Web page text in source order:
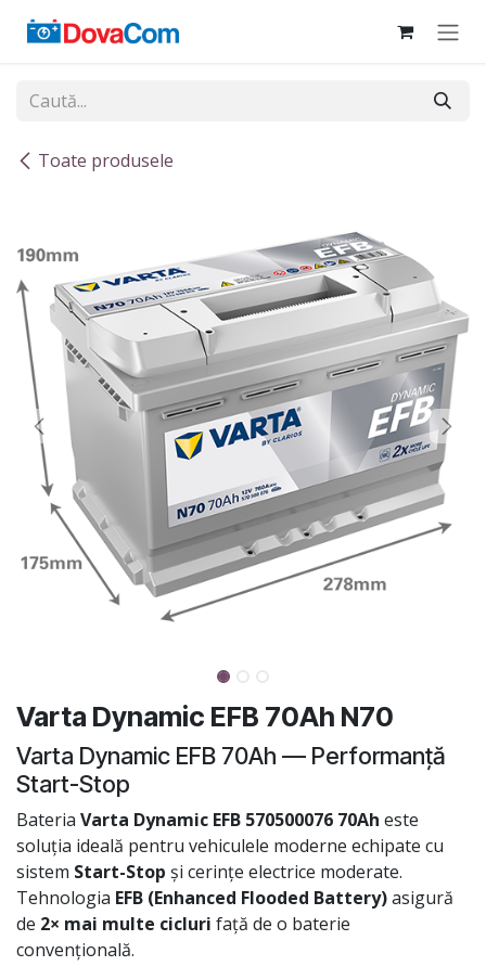
Toate produsele
Varta Dynamic EFB 70Ah N70
Varta Dynamic EFB 70Ah — Performanță
Start-Stop
Bateria Varta Dynamic EFB 570500076 70Ah este
soluția ideală pentru vehiculele moderne echipate cu
sistem Start-Stop și cerințe electrice moderate.
Tehnologia EFB (Enhanced Flooded Battery)asigură
de 2× mai multe cicluri față de o baterie
convențională.